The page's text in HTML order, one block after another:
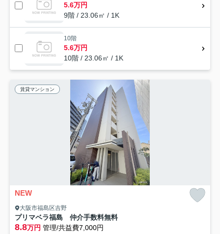
5.6万円
9階 / 23.06㎡ / 1K
10階
5.6万円
10階 / 23.06㎡ / 1K
賃貸マンション
NEW
大阪市福島区吉野
プリマベラ福島 仲介手数料無料
8.8万円 管理/共益費7,000円